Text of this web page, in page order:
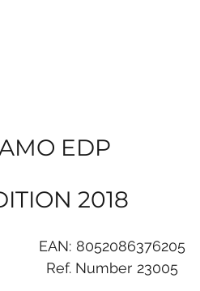
EDP
2018
EAN: 8052086376205
Ref. Number 23005